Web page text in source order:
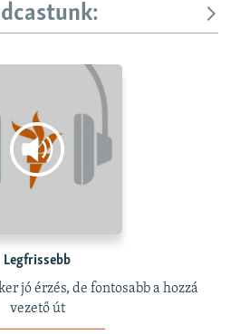
Legfrissebb
jó érzés, de fontosabb a hozzá
vezető út